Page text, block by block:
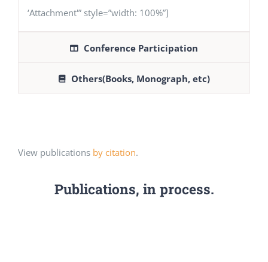
‘Attachment'” style=”width: 100%”]
Conference Participation
Others(Books, Monograph, etc)
View publications by citation.
Publications, in process.